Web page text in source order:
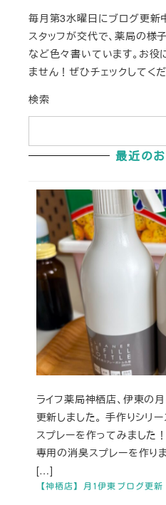
毎月第3水曜日にブログ更新
スタッフが交代で、薬局の様
など色々書いています。お
ません！ぜひチェックしてくだ
検索
最近の
【神栖店】月1伊東ブログ更新
ライフ薬局神栖店、伊東の
更新しました。 手作りシリ
スプレーを作ってみました
専用の消臭スプレーを作
[…]